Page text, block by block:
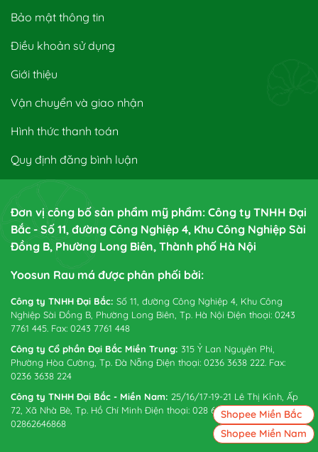
Bảo mật thông tin
Điều khoản sử dụng
Giới thiệu
Vận chuyển và giao nhận
Hình thức thanh toán
Quy định đăng bình luận
Đơn vị công bố sản phẩm mỹ phẩm: Công ty TNHH Đại
Bắc - Số 11, đường Công Nghiệp 4, Khu Công Nghiệp Sài
Đồng B, Phường Long Biên, Thành phố Hà Nội
Yoosun Rau má được phân phối bởi:
Công ty TNHH Đại Bắc: Số 11, đường Công Nghiệp 4, Khu Công
Nghiệp Sài Đồng B, Phường Long Biên, Tp. Hà Nội Điện thoại: 0243
7761 445. Fax: 0243 7761 448
Công ty Cổ phần Đại Bắc Miền Trung: 315 Ỷ Lan Nguyên Phi,
Phường Hòa Cường, Tp. Đà Nẵng Điện thoại: 0236 3638 222. Fax:
0236 3638 224
Công ty TNHH Đại Bắc - Miền Nam: 25/16/17-19-21 Lê Thị Kỉnh, Ấp
72, Xã Nhà Bè, Tp. Hồ Chí Minh Điện thoại: 028 6265 0738. Fax:
02862646868
Shopee Miền Bắc
Shopee Miền Nam